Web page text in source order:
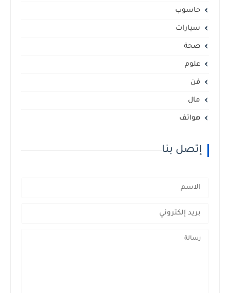
حاسوب
سيارات
صحة
علوم
فن
مال
هواتف
إتصل بنا